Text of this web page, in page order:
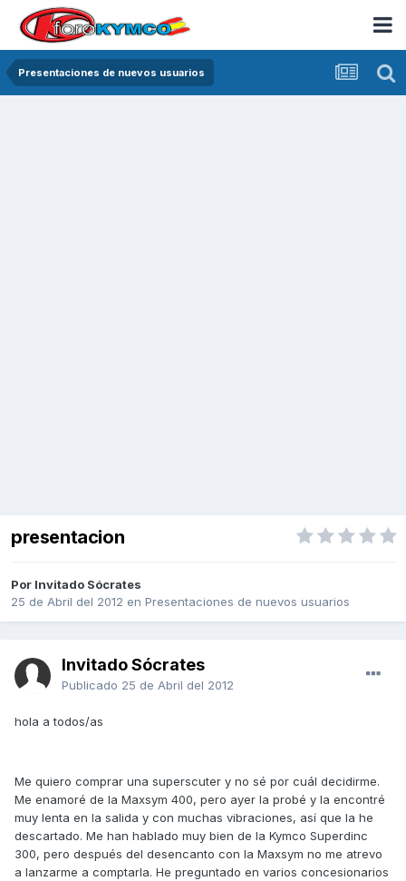
Presentaciones de nuevos usuarios
presentacion
Por Invitado Sócrates
25 de Abril del 2012 en Presentaciones de nuevos usuarios
Invitado Sócrates
Publicado 25 de Abril del 2012
hola a todos/as
Me quiero comprar una superscuter y no sé por cuál decidirme.
Me enamoré de la Maxsym 400, pero ayer la probé y la encontré
muy lenta en la salida y con muchas vibraciones, así que la he
descartado. Me han hablado muy bien de la Kymco Superdinc
300, pero después del desencanto con la Maxsym no me atrevo
a lanzarme a comptarla. He preguntado en varios concesionarios